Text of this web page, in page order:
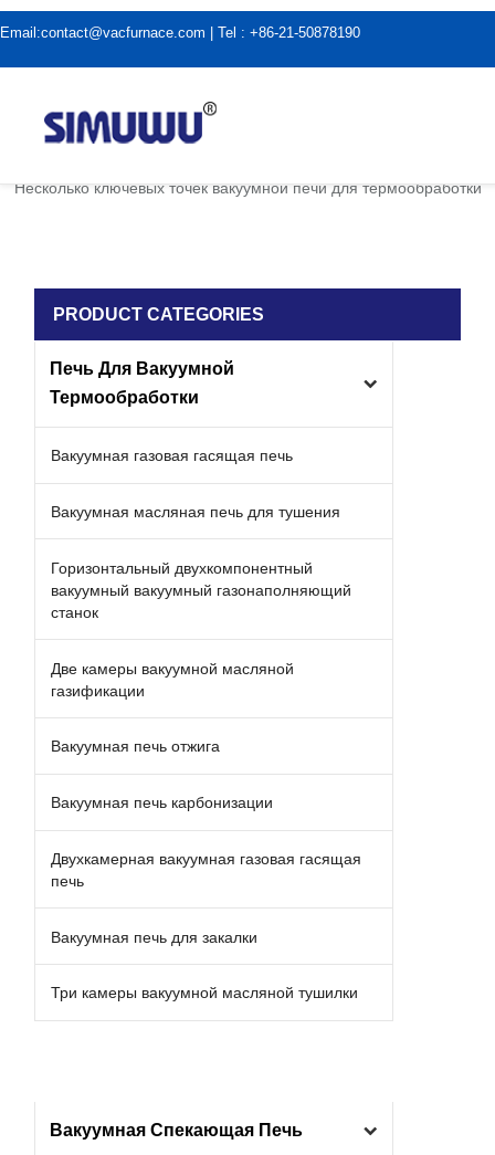
Email:contact@vacfurnace.com | Tel : +86-21-50878190
Несколько ключевых точек вакуумной печи для термообработки
PRODUCT CATEGORIES
Печь Для Вакуумной
Термообработки
Вакуумная газовая гасящая печь
Вакуумная масляная печь для тушения
Горизонтальный двухкомпонентный
вакуумный вакуумный газонаполняющий
станок
Две камеры вакуумной масляной
газификации
Вакуумная печь отжига
Вакуумная печь карбонизации
Двухкамерная вакуумная газовая гасящая
печь
Вакуумная печь для закалки
Три камеры вакуумной масляной тушилки
Вакуумная Спекающая Печь